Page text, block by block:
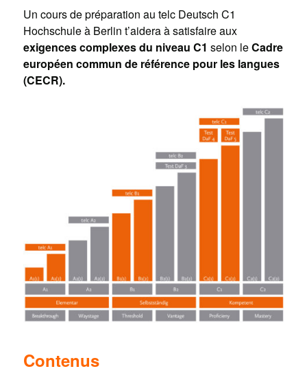
Un cours de préparation au telc Deutsch C1
Hochschule à Berlin t’aidera à satisfaire aux
exigences complexes du niveau C1 selon leCadre
européen commun de référence pour les langues
(CECR).
Contenus